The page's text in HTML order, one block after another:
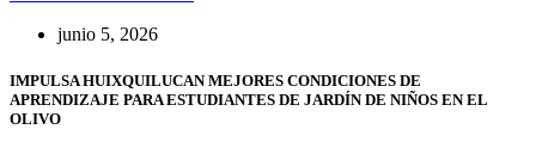
junio 5, 2026
IMPULSA HUIXQUILUCAN MEJORES CONDICIONES DE
APRENDIZAJE PARA ESTUDIANTES DE JARDÍN DE NIÑOS EN EL
OLIVO